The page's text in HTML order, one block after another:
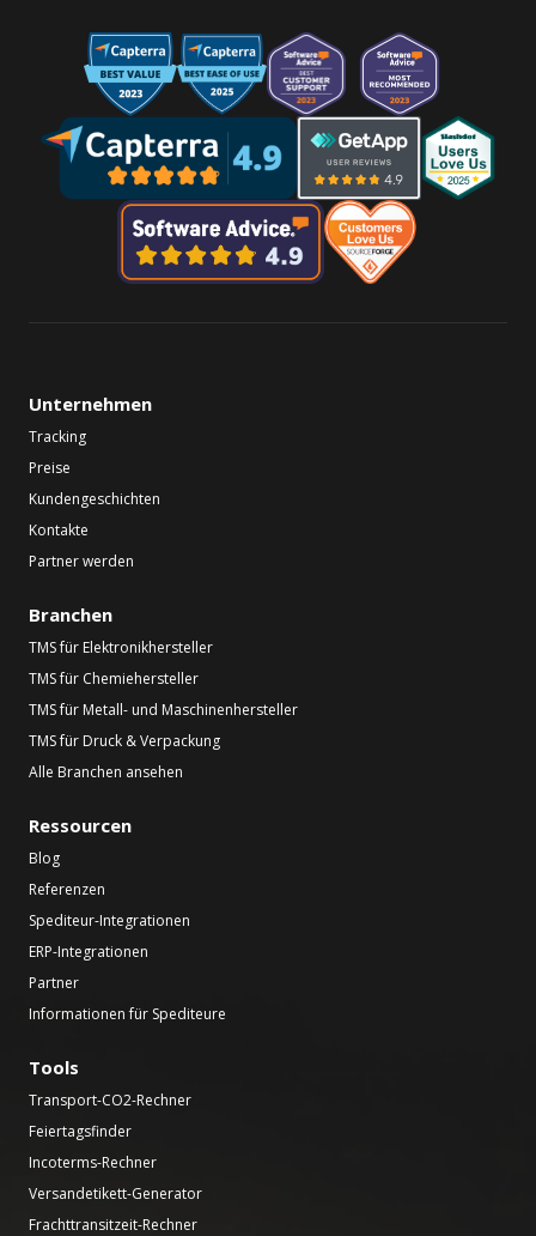
Unternehmen
Tracking
Preise
Kundengeschichten
Kontakte
Partner werden
Branchen
TMS für Elektronikhersteller
TMS für Chemiehersteller
TMS für Metall- und Maschinenhersteller
TMS für Druck & Verpackung
Alle Branchen ansehen
Ressourcen
Blog
Referenzen
Spediteur-Integrationen
ERP-Integrationen
Partner
Informationen für Spediteure
Tools
Transport-CO2-Rechner
Feiertagsfinder
Incoterms-Rechner
Versandetikett-Generator
Frachttransitzeit-Rechner